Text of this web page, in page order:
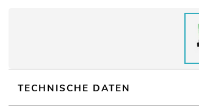
TECHNISCHE DATEN